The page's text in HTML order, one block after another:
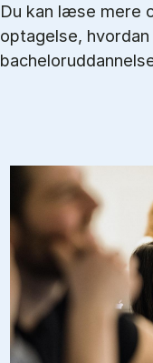
Du kan læse mere
optagelse,